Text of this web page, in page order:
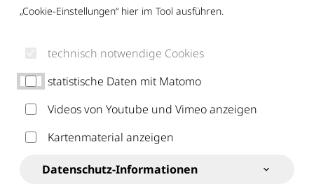
„Cookie-Einstellungen“ hier im Tool ausführen.
technisch notwendige Cookies
statistische Daten mit Matomo
Videos von Youtube und Vimeo anzeigen
Kartenmaterial anzeigen
Datenschutz-Informationen